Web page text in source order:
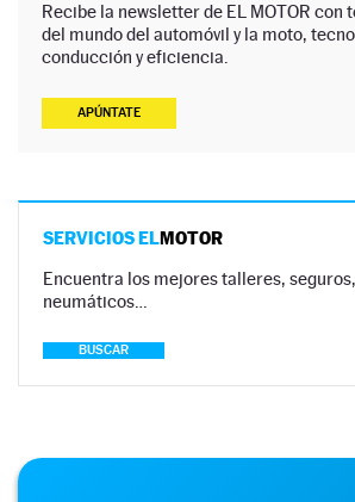
Recibe la newsletter de EL MOTOR con
del mundo del automóvil y la moto,
conducción y eficiencia.
APÚNTATE
SERVICIOS ELMOTOR
Encuentra los mejores talleres,
neumáticos…
BUSCAR